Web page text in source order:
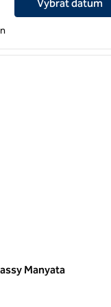
Vybrat datum
Manyata